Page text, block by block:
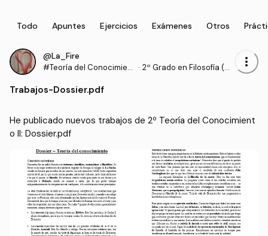
Todo Apuntes Ejercicios Exámenes Otros
@La_Fire
#Teoría del Conocimient
· 2º Grado en Filosofía (U
more_vert
Trabajos-Dossier.pdf
He publicado nuevos trabajos de 2º Teoría del Conocimient
o II: Dossier.pdf